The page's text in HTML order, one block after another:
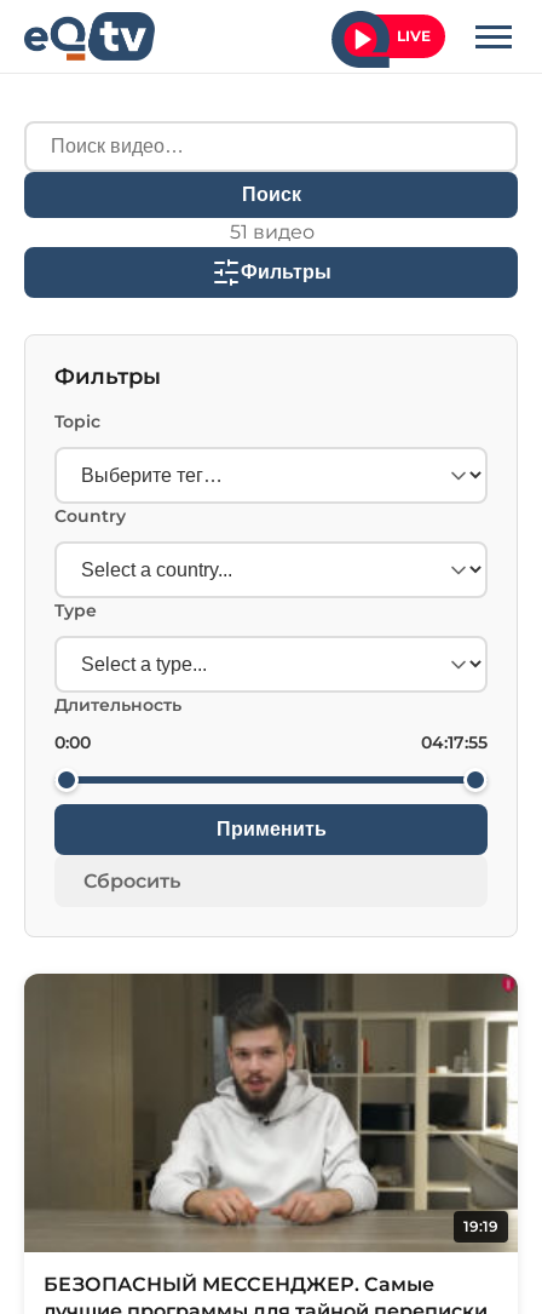
LIVE
Поиск
51 видео
Фильтры
Фильтры
Topic
Country
Type
Длительность
0:00
04:17:55
Применить
Сбросить
19:19
БЕЗОПАСНЫЙ МЕССЕНДЖЕР. Самые